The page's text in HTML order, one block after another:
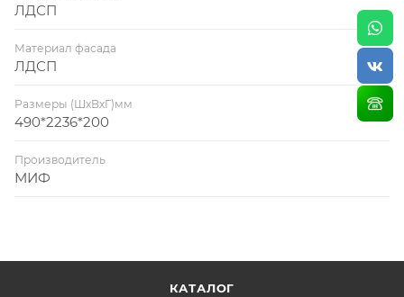
ЛДСП
Материал фасада
ЛДСП
Размеры (ШхВхГ)мм
490*2236*200
Производитель
МИФ
КАТАЛОГ